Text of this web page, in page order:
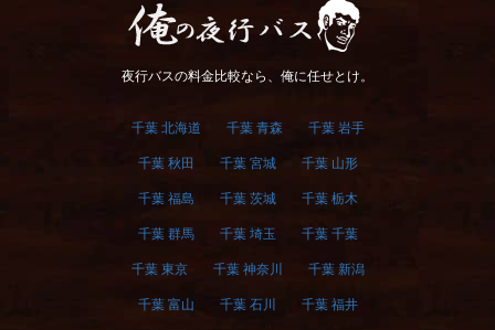
俺の夜行バス
夜行バスの料金比較なら、俺に任せとけ。
千葉 北海道 千葉 青森 千葉 岩手
千葉 秋田 千葉 宮城 千葉 山形
千葉 福島 千葉 茨城 千葉 栃木
千葉 群馬 千葉 埼玉 千葉 千葉
千葉 東京 千葉 神奈川 千葉 新潟
千葉 富山 千葉 石川 千葉 福井